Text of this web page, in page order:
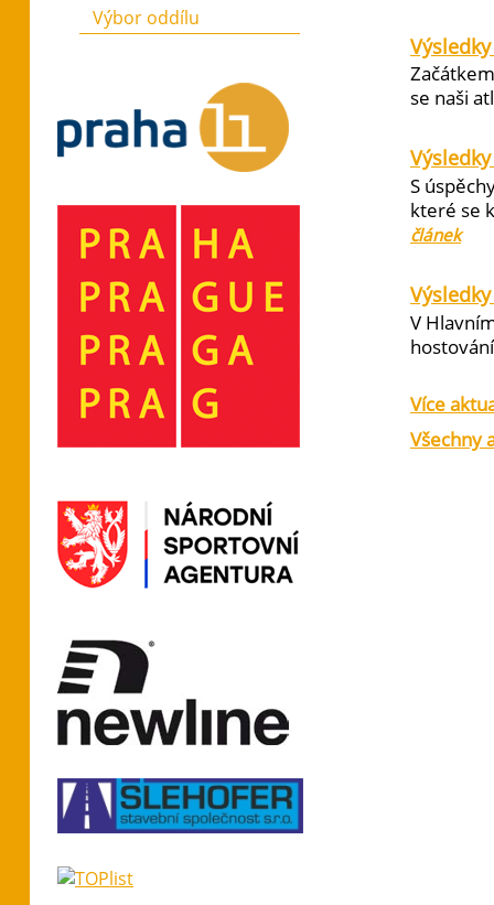
se naši
S
které se
článek
V
Více
Všechny
Výbor oddílu